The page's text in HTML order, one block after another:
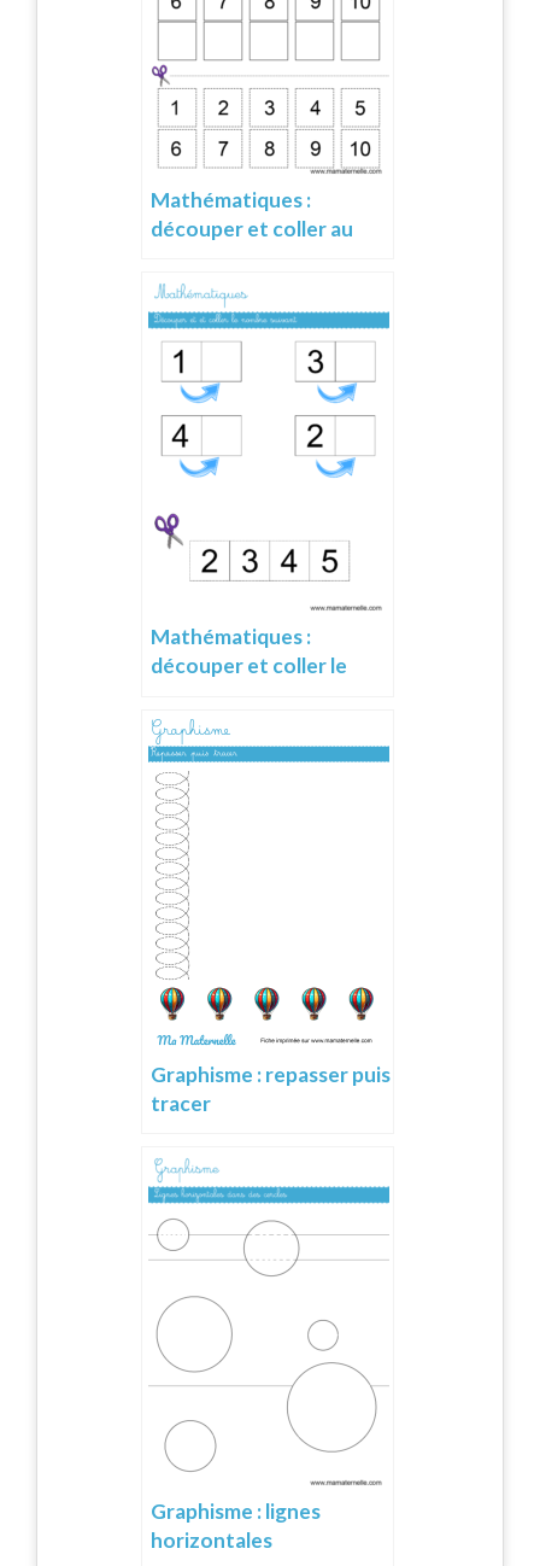
Mathématiques :
découper et coller au
Mathématiques :
découper et coller le
Graphisme : repasser puis
tracer
Graphisme : lignes
horizontales